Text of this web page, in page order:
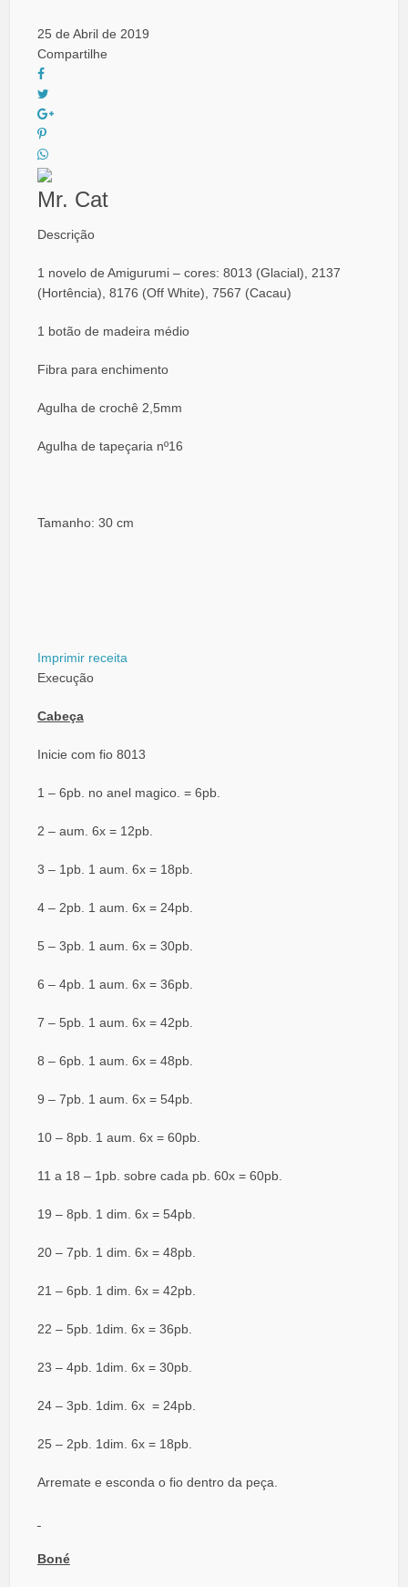
25 de Abril de 2019
Compartilhe
Mr. Cat
Descrição
1 novelo de Amigurumi – cores: 8013 (Glacial), 2137
(Hortência), 8176 (Off White), 7567 (Cacau)
1 botão de madeira médio
Fibra para enchimento
Agulha de crochê 2,5mm
Agulha de tapeçaria nº16
Tamanho: 30 cm
Imprimir receita
Execução
Cabeça
Inicie com fio 8013
1 – 6pb. no anel magico. = 6pb.
2 – aum. 6x = 12pb.
3 – 1pb. 1 aum. 6x = 18pb.
4 – 2pb. 1 aum. 6x = 24pb.
5 – 3pb. 1 aum. 6x = 30pb.
6 – 4pb. 1 aum. 6x = 36pb.
7 – 5pb. 1 aum. 6x = 42pb.
8 – 6pb. 1 aum. 6x = 48pb.
9 – 7pb. 1 aum. 6x = 54pb.
10 – 8pb. 1 aum. 6x = 60pb.
11 a 18 – 1pb. sobre cada pb. 60x = 60pb.
19 – 8pb. 1 dim. 6x = 54pb.
20 – 7pb. 1 dim. 6x = 48pb.
21 – 6pb. 1 dim. 6x = 42pb.
22 – 5pb. 1dim. 6x = 36pb.
23 – 4pb. 1dim. 6x = 30pb.
24 – 3pb. 1dim. 6x = 24pb.
25 – 2pb. 1dim. 6x = 18pb.
Arremate e esconda o fio dentro da peça.
Boné